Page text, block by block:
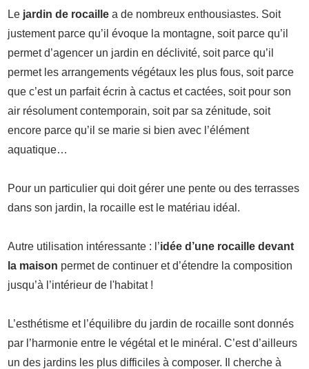
Le jardin de rocaille a de nombreux enthousiastes. Soit
justement parce qu’il évoque la montagne, soit parce qu’il
permet d’agencer un jardin en déclivité, soit parce qu’il
permet les arrangements végétaux les plus fous, soit parce
que c’est un parfait écrin à cactus et cactées, soit pour son
air résolument contemporain, soit par sa zénitude, soit
encore parce qu’il se marie si bien avec l’élément
aquatique…
Pour un particulier qui doit gérer une pente ou des terrasses
dans son jardin, la rocaille est le matériau idéal.
Autre utilisation intéressante : l’idée d’une rocaille devant
la maison permet de continuer et d’étendre la composition
jusqu’à l’intérieur de l'habitat !
L’esthétisme et l’équilibre du jardin de rocaille sont donnés
par l’harmonie entre le végétal et le minéral. C’est d’ailleurs
un des jardins les plus difficiles à composer. Il cherche à